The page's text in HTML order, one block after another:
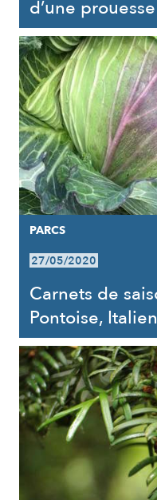
d’une prouesse
PARCS
27/05/2020
Carnets de
Pontoise,